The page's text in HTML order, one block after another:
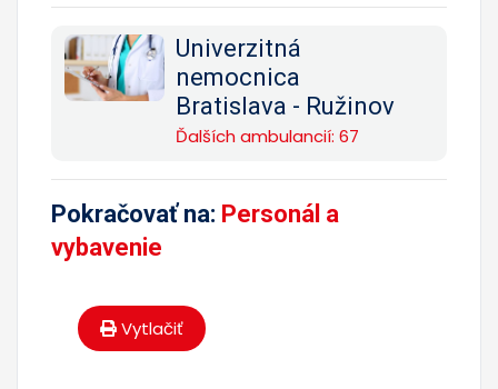
Univerzitná
nemocnica
Bratislava - Ružinov
Ďalších ambulancií: 67
Pokračovať na: Personál a
vybavenie
Vytlačiť